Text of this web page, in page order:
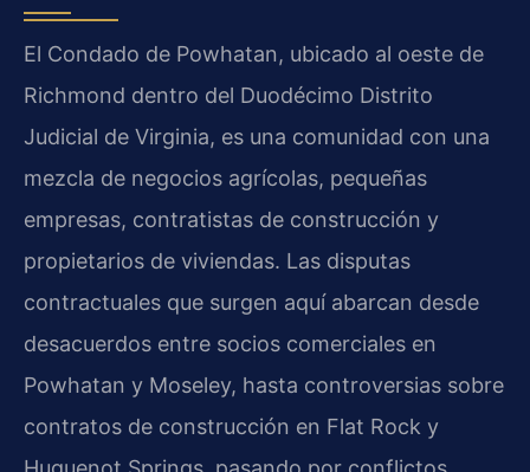
El Condado de Powhatan, ubicado al oeste de
Richmond dentro del Duodécimo Distrito
Judicial de Virginia, es una comunidad con una
mezcla de negocios agrícolas, pequeñas
empresas, contratistas de construcción y
propietarios de viviendas. Las disputas
contractuales que surgen aquí abarcan desde
desacuerdos entre socios comerciales en
Powhatan y Moseley, hasta controversias sobre
contratos de construcción en Flat Rock y